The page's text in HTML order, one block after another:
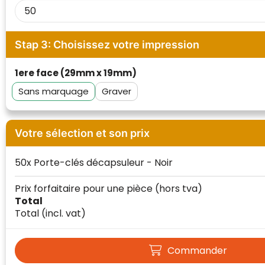
Stap 3: Choisissez votre impression
1ere face (29mm x 19mm)
Sans marquage
Graver
Votre sélection et son prix
50x Porte-clés décapsuleur - Noir
Total
Total (incl. vat)
Prix forfaitaire pour une pièce (hors tva)
Commander
Klantenbeoordelingen laten zien hoe een
website in het algemeen aan de behoeften